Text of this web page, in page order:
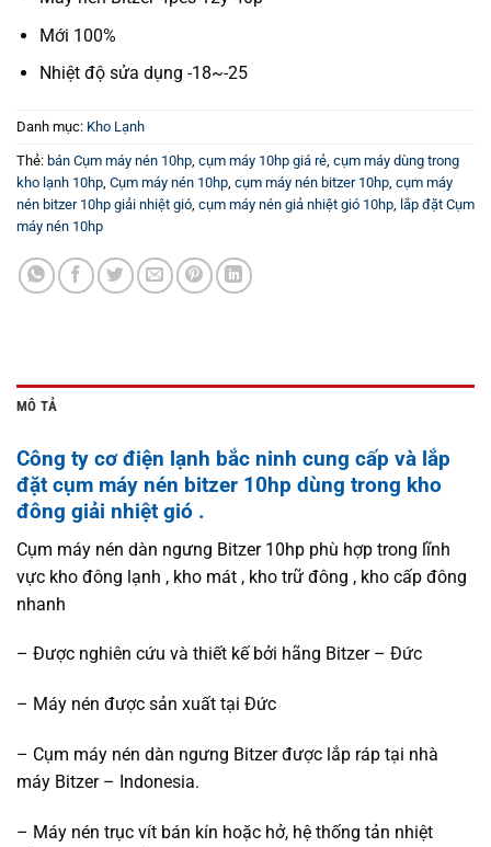
Mới 100%
Nhiệt độ sửa dụng -18~-25
Danh mục: Kho Lạnh
Thẻ: bán Cụm máy nén 10hp cụm máy 10hp giá rẻ cụm máy dùng trong
kho lạnh 10hp Cụm máy nén 10hp cụm máy nén bitzer 10hp cụm máy
nén bitzer 10hp giải nhiệt gió cụm máy nén giả nhiệt gió 10hp lắp đặt Cụm
máy nén 10hp
MÔ TẢ
Công ty cơ điện lạnh bắc ninh cung cấp và lắp
đặt cụm máy nén bitzer 10hp dùng trong kho
đông giải nhiệt gió .
Cụm máy nén dàn ngưng Bitzer 10hp phù hợp trong lĩnh
vực kho đông lạnh , kho mát , kho trữ đông , kho cấp đông
nhanh
– Được nghiên cứu và thiết kế bởi hãng Bitzer – Đức
– Máy nén được sản xuất tại Đức
– Cụm máy nén dàn ngưng Bitzer được lắp ráp tại nhà
máy Bitzer – Indonesia.
– Máy nén trục vít bán kín hoặc hở, hệ thống tản nhiệt